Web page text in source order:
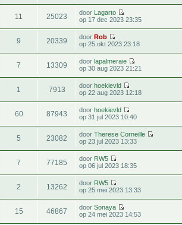
11 25023 door Lagarto
op 17 dec 2023 23:35
9 20339 doorRob
op 25 okt 2023 23:18
7 13309 doorlapalmeraie
op 30 aug 2023 21:21
1 7913 doorhoekievld
op 22 aug 2023 12:18
60 87943 doorhoekievld
op 31 jul 2023 10:40
5 23082 doorTherese Corneille
op 23 jul 2023 13:33
7 77185 door RW5
op 06 jul 2023 18:35
2 13262 door RW5
op 25 mei 2023 13:33
15 46867 doorSonaya
op 24 mei 2023 14:53